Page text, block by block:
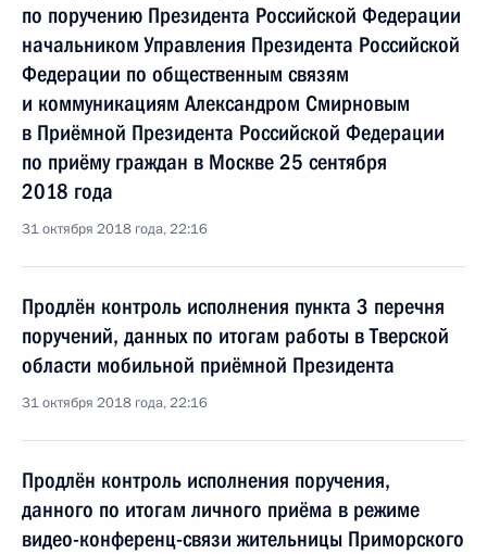
по поручению Президента Российской Федерации
начальником Управления Президента Российской
Федерации по общественным связям
и коммуникациям Александром Смирновым
в Приёмной Президента Российской Федерации
по приёму граждан в Москве 25 сентября
2018 года
31 октября 2018 года, 22:16
Продлён контроль исполнения пункта 3 перечня
поручений, данных по итогам работы в Тверской
области мобильной приёмной Президента
31 октября 2018 года, 22:16
Продлён контроль исполнения поручения,
данного по итогам личного приёма в режиме
видео-конференц-связи жительницы Приморского